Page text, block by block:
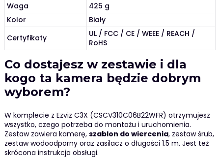
Waga
425 g
Kolor
Biały
Certyfikaty
UL / FCC / CE / WEEE / REACH /
RoHS
Co dostajesz w zestawie i dla
kogo ta kamera będzie dobrym
wyborem?
W komplecie z Ezviz C3X (CSCV310C06B22WFR) otrzymujesz
wszystko, czego potrzeba do montażu i uruchomienia.
Zestaw zawiera kamerę, szablon do wiercenia, zestaw śrub,
zestaw wodoodporny oraz zasilacz o długości 1.5 m. Jest też
skrócona instrukcja obsługi.